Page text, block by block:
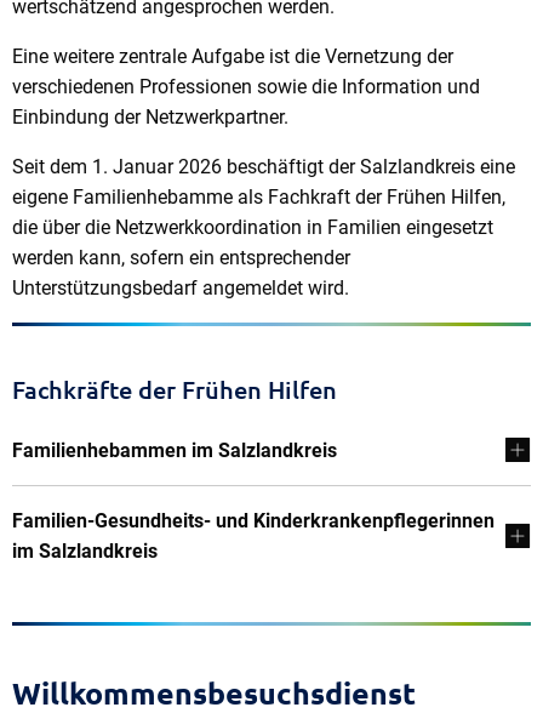
wertschätzend angesprochen werden.
Eine weitere zentrale Aufgabe ist die Vernetzung der
verschiedenen Professionen sowie die Information und
Einbindung der Netzwerkpartner.
Seit dem 1. Januar 2026 beschäftigt der Salzlandkreis eine
eigene Familienhebamme als Fachkraft der Frühen Hilfen,
die über die Netzwerkkoordination in Familien eingesetzt
werden kann, sofern ein entsprechender
Unterstützungsbedarf angemeldet wird.
Fachkräfte der Frühen Hilfen
Familienhebammen im Salzlandkreis
Familien-Gesundheits- und Kinderkrankenpflegerinnen
im Salzlandkreis
Willkommensbesuchsdienst